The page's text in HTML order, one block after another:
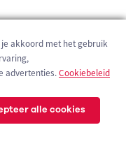
akkoord met het gebruik
advertenties.Cookiebeleid
alle cookies